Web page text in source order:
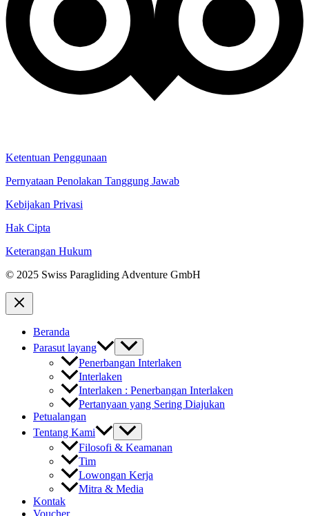
Ketentuan Penggunaan
Pernyataan Penolakan Tanggung Jawab
Kebijakan Privasi
Hak Cipta
Keterangan Hukum
© 2025 Swiss Paragliding Adventure GmbH
Beranda
Parasut layang
Penerbangan Interlaken
Interlaken
Interlaken : Penerbangan Interlaken
Pertanyaan yang Sering Diajukan
Petualangan
Tentang Kami
Filosofi & Keamanan
Tim
Lowongan Kerja
Mitra & Media
Kontak